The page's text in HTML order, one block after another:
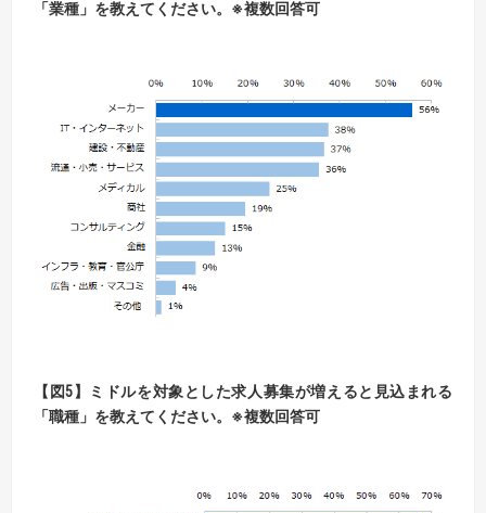
「業種」を教えてください。※複数回答可
【図5】ミドルを対象とした求人募集が増えると見込まれる
「職種」を教えてください。※複数回答可